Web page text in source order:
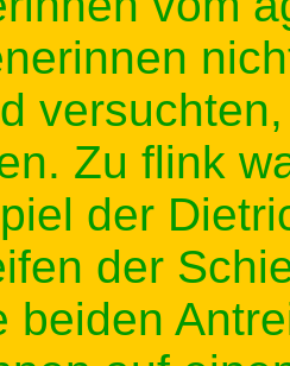
Zu flink
der
der
beiden